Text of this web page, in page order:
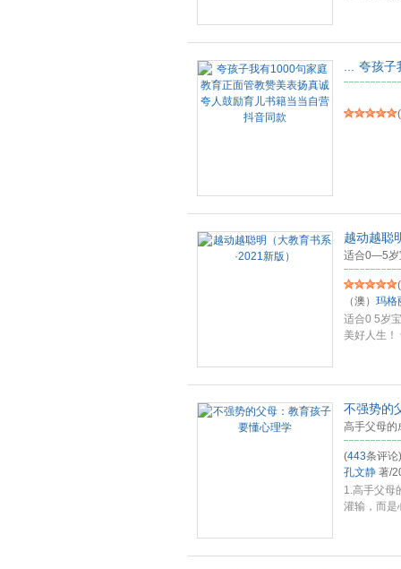
夸孩子
(
越动越聪
适合0—5岁
(
（澳） 玛格
适合0 5岁
美好人生
不强势的
高手父母
(443条评论)
孔文静 著/
1.高手父母
灌输，而是